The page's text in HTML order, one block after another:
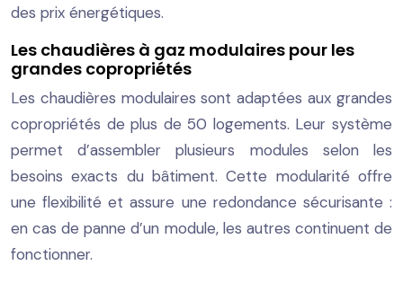
des prix énergétiques.
Les chaudières à gaz modulaires pour les
grandes copropriétés
Les chaudières modulaires sont adaptées aux grandes
copropriétés de plus de 50 logements. Leur système
permet d’assembler plusieurs modules selon les
besoins exacts du bâtiment. Cette modularité offre
une flexibilité et assure une redondance sécurisante :
en cas de panne d’un module, les autres continuent de
fonctionner.